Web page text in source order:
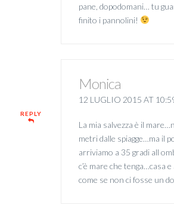
pane, dopodomani… tu
finito i pannolini!
REPLY
Monica
12 LUGLIO 2015 AT
La mia salvezza è il
metri dalle spiagge…ma il
arriviamo a 35 gradi all
c’è mare che tenga…casa
come se non ci fosse un